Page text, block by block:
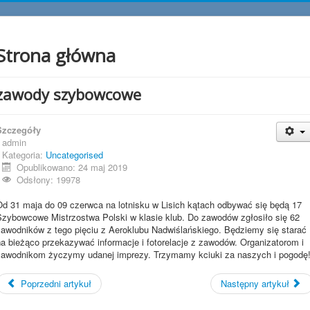
główna
szybowcowe
admin
Kategoria: Uncategorised
Opublikowano: 24 maj 2019
Odsłony: 19978
31 maja do 09 czerwca na lotnisku w Lisich kątach odbywać się będą 17
Mistrzostwa Polski w klasie klub. Do zawodów zgłosiło się 62
z tego pięciu z Aeroklubu Nadwiślańskiego. Będziemy się starać
bieżąco przekazywać informacje i fotorelacje z zawodów. Organizatorom i
życzymy udanej imprezy. Trzymamy kciuki za naszych i pogodę!
Poprzedni artykuł Następny artykuł